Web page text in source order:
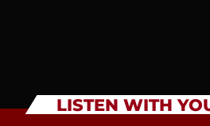
LISTEN WITH